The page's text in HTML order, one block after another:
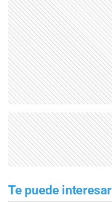
Te puede interesar